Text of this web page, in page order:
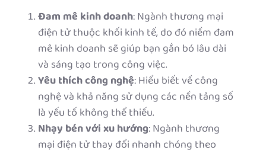
Đam mê kinh doanh: Ngành thương mại
điện tử thuộc khối kinh tế, do đó niềm đam
mê kinh doanh sẽ giúp bạn gắn bó lâu dài
và sáng tạo trong công việc.
Yêu thích công nghệ: Hiểu biết về công
nghệ và khả năng sử dụng các nền tảng số
là yếu tố không thể thiếu.
Nhạy bén với xu hướng: Ngành thương
mại điện tử thay đổi nhanh chóng theo